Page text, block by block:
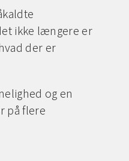
ikke længere er
der er
og en
på flere